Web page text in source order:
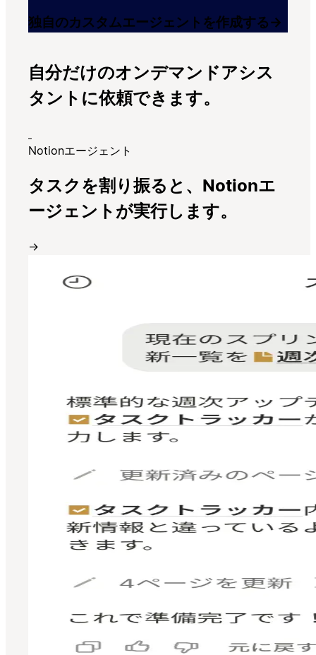
独自のカスタムエージェントを作成する→
自分だけのオンデマンドアシス
タントに依頼できます。
Notionエージェント
タスクを割り振ると、Notionエ
ージェントが実行します。
→